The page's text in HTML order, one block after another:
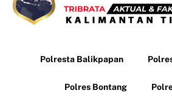
Polresta Balikpapan
Polres Bontang